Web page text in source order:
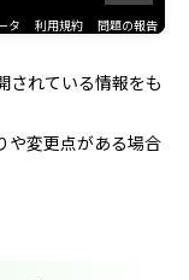
タ 利用規約 問題の報告
されている情報をも
や変更点がある場合